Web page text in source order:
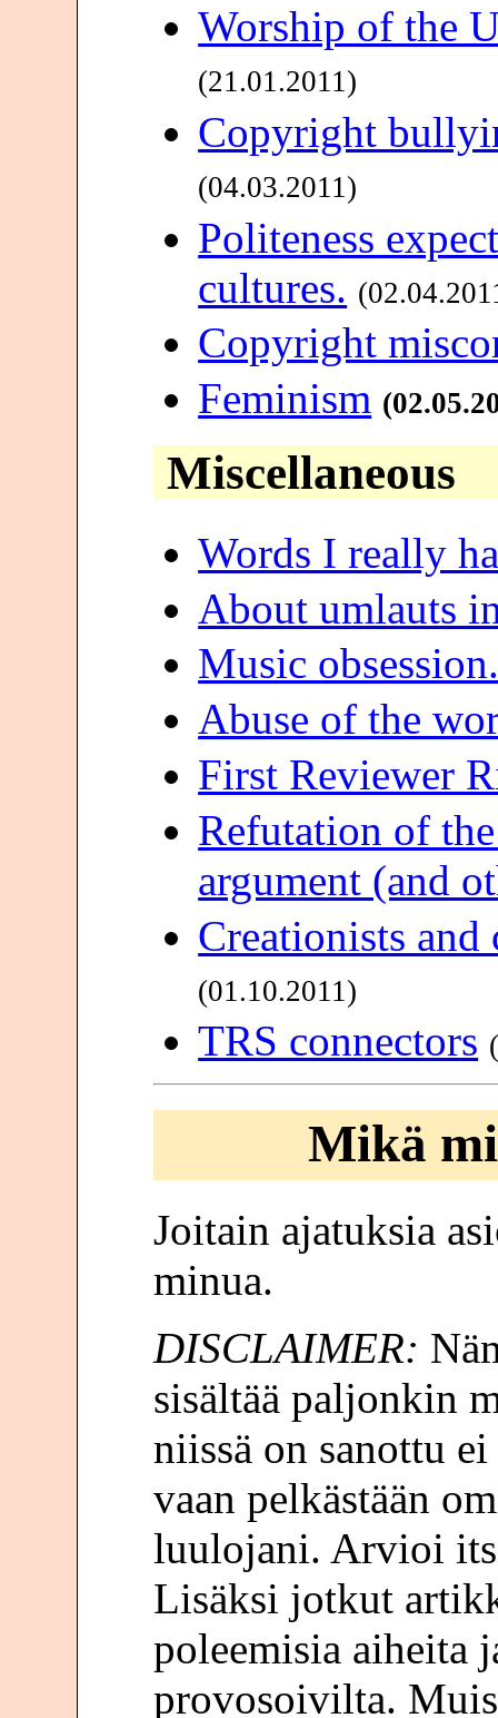
Worship of the
(21.01.2011)
Copyright
(04.03.2011)
Politeness
cultures.
Copyright
Feminism
Miscellaneous
Words I really
About umlauts
Music
Abuse of the
First Reviewer
Refutation of
argument (and
Creationists and
(01.10.2011)
TRS connectors
Mikä
Joitain ajatuksia
minua.
DISCLAIMER:
sisältää paljonkin
niissä on sanottu
vaan pelkästään
luulojani. Arvioi
Lisäksi jotkut
poleemisia aiheita
provosoivilta.